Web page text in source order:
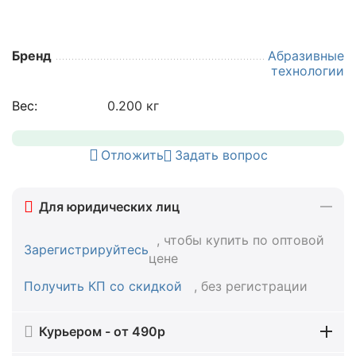
Бренд
Абразивные
технологии
Вес: 0.200 кг
Отложить Задать вопрос
Для юридических лиц
Зарегистрируйтесь
, чтобы купить по оптовой
цене
Получить КП со скидкой
, без регистрации
Курьером - от 490р